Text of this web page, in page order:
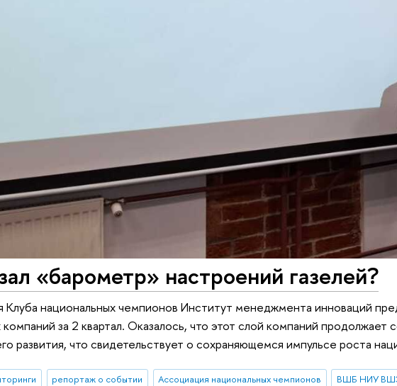
«барометр» настроений газелей?
Клуба национальных чемпионов Институт менеджмента инноваций
за 2 квартал. Оказалось, что этот слой компаний продолжает
развития, что свидетельствует о сохраняющемся импульсе роста
репортаж о событии Ассоциация национальных чемпионов ВШБ НИУ